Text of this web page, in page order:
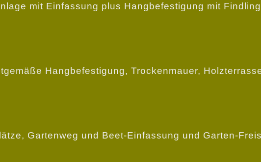
mit Einfassung plus Hangbefestigung mit
Hangbefestigung, Trockenmauer,
Gartenweg und Beet-Einfassung und Garten-